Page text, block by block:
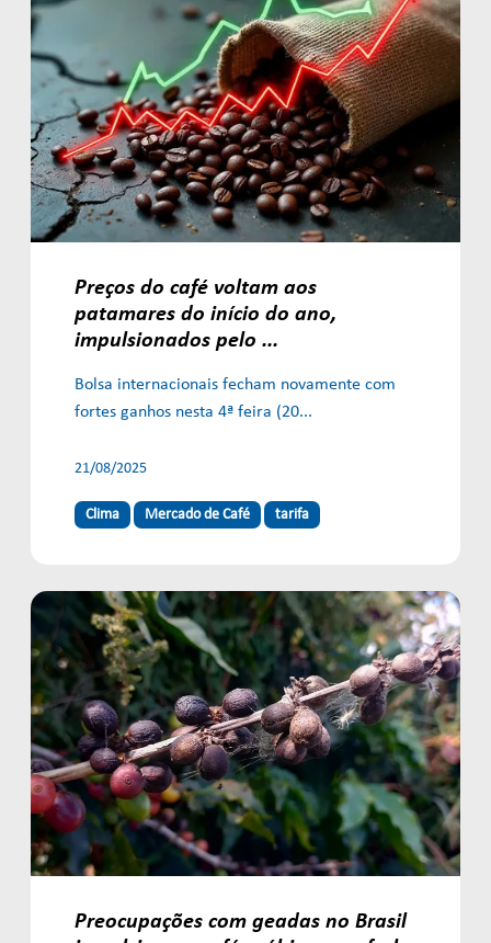
Preços do café voltam aos
patamares do início do ano,
impulsionados pelo ...
Bolsa internacionais fecham novamente com
fortes ganhos nesta 4ª feira (20...
21/08/2025
Clima Mercado de Café tarifa
Preocupações com geadas no Brasil